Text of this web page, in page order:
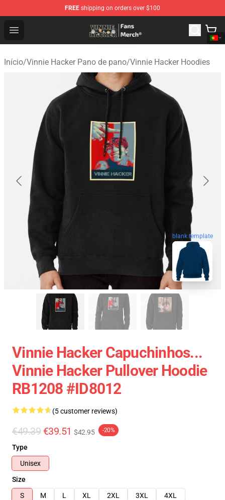
FREE shipping on orders over $100
Open menu
Vinnie Hacker Store - Official Vinnie Hacker Merchandise
Início/Vinnie Hacker Pano de pano/Vinnie Hacker Hoodies
blank template
Vinnie Hacker Capuchinhos...
Vinnie Hacker Pullover Hoodie
RB1208 #ID8012
(5 customer reviews)
€49.39 €39.51 $42.95 -20%
Type
Unisex
Size
S
M L XL 2XL 3XL
4XL